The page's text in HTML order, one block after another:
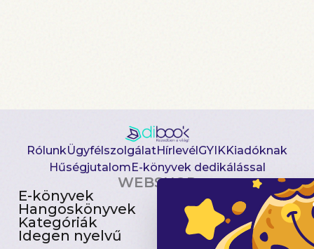
RólunkÜgyfélszolgálatHírlevélGYIKKiadóknak
HűségjutalomE-könyvek dedikálással
WEBSHOP
E-könyvek
Hangoskönyvek
Kategóriák
Idegen nyelvű
Csomagajánlatok
Akciósak
Előjegyezhetők
Újdonságok